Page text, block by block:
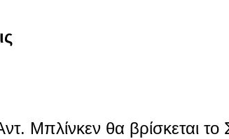
Μπλίνκεν θα βρίσκεται το